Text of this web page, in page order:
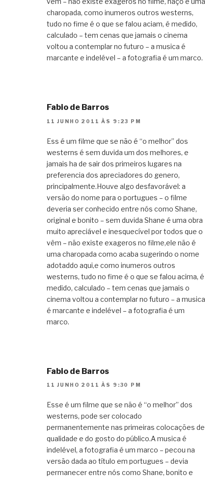
charopada, como inumeros outros westerns,
tudo no fime é o que se falou aciam, é medido,
calculado – tem cenas que jamais o cinema
voltou a contemplar no futuro – a musica é
marcante e indelével – a fotografia é um marco.
Fabio de Barros
11 JUNHO 2011 ÀS 9:23 PM
Ess é um filme que se não é “o melhor” dos
westerns é sem duvida um dos melhores, e
jamais ha de sair dos primeiros lugares na
preferencia dos apreciadores do genero,
principalmente.Houve algo desfavorável: a
versão do nome para o portugues – o filme
deveria ser conhecido entre nós como Shane,
original e bonito – sem duvida Shane é uma obra
muito apreciável e inesquecível por todos que o
vêm – não existe exageros no filme,ele não é
uma charopada como acaba sugerindo o nome
adotaddo aqui,e como inumeros outros
westerns, tudo no fime é o que se falou acima, é
medido, calculado – tem cenas que jamais o
cinema voltou a contemplar no futuro – a musica
é marcante e indelével – a fotografia é um
marco.
Fabio de Barros
11 JUNHO 2011 ÀS 9:30 PM
Esse é um filme que se não é “o melhor” dos
westerns, pode ser colocado
permanentemente nas primeiras colocações de
qualidade e do gosto do público.A musica é
indelével, a fotografia é um marco – pecou na
versão dada ao título em portugues – devia
permanecer entre nós como Shane, bonito e